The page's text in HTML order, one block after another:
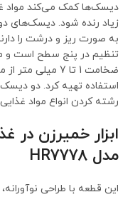
دیسک‌ها کمک می‌کند مواد
زیاد رنده شود. دیسک‌های
به صورت ریز و درشت را
تنظیم در پنج سطح است و
ضخامت 1 تا 7
استفاده تهیه کرد. دو دیسک
رشته کردن انواع مواد
ابزار خمیرزن در
مدل HR7778
این قطعه با طراحی